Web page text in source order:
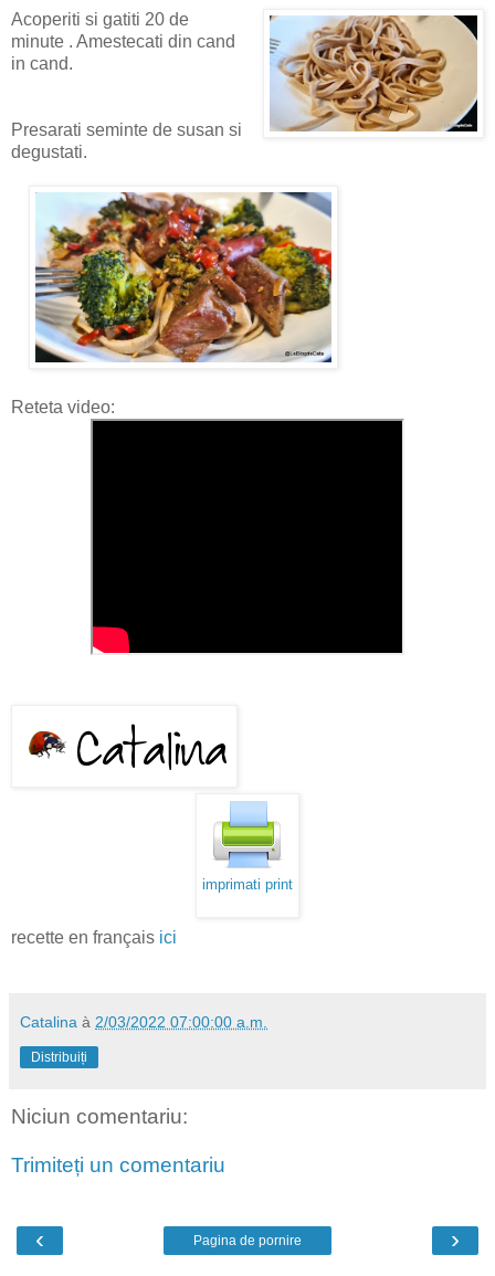
Acoperiti si gatiti 20 de
minute . Amestecati din cand
in cand.
Presarati seminte de susan si
degustati.
Reteta video:
imprimati print
recette en français ici
Catalina à 2/03/2022 07:00:00 a.m.
Distribuiți
Niciun comentariu:
Trimiteți un comentariu
‹ ›
Pagina de pornire